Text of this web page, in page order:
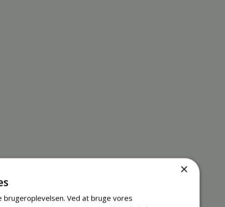
×
Ved at bruge vores